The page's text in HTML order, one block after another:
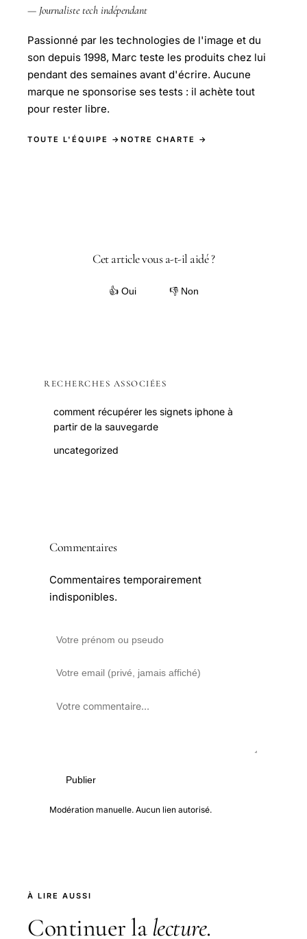
— Journaliste tech indépendant
Passionné par les technologies de l'image et du
son depuis 1998, Marc teste les produits chez lui
pendant des semaines avant d'écrire. Aucune
marque ne sponsorise ses tests : il achète tout
pour rester libre.
TOUTE L'ÉQUIPE → NOTRE CHARTE →
Cet article vous a-t-il aidé ?
👍 Oui 👎 Non
RECHERCHES ASSOCIÉES
comment récupérer les signets iphone à
partir de la sauvegarde
uncategorized
Commentaires
Commentaires temporairement
indisponibles.
Publier
Modération manuelle. Aucun lien autorisé.
À LIRE AUSSI
Continuer la lecture.